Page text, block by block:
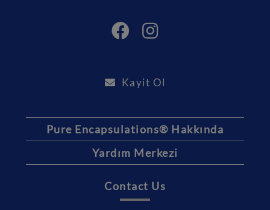
Kayit Ol
Pure Encapsulations® Hakkında
Yardım Merkezi
Contact Us